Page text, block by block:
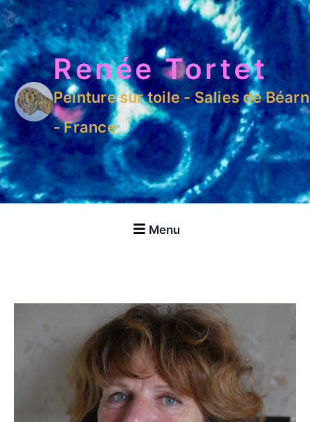
Renée Tortet
Peinture sur toile - Salies de Béarn
- France
Menu